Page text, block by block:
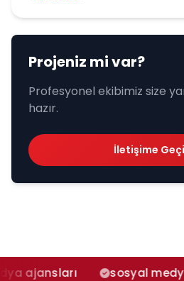
Projeniz mi var?
Profesyonel ekibimiz size
hazır.
İletişime
sosyal medya yönetimi